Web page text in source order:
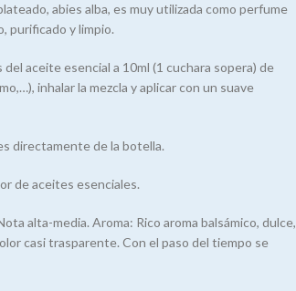
abies alba, es muy utilizada como perfume
purificado y limpio.
aceite esencial a 10ml (1 cuchara sopera) de
inhalar la mezcla y aplicar con un suave
directamente de la botella.
de aceites esenciales.
alta-media. Aroma: Rico aroma balsámico, dulce,
casi trasparente. Con el paso del tiempo se